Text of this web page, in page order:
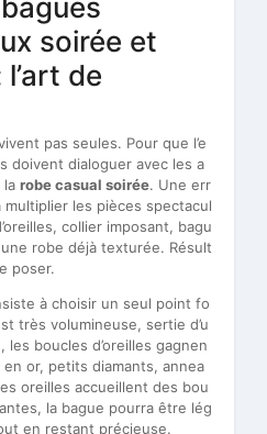
soirée et
de
pas seules. Pour que l’e
doivent dialoguer avec les a
la robe casual soirée. Une err
les pièces spectacul
collier imposant, bagu
robe déjà texturée. Résult
poser.
à choisir un seul point fo
très volumineuse, sertie d’u
boucles d’oreilles gagnen
or, petits diamants, annea
oreilles accueillent des bou
la bague pourra être lég
en restant précieuse.